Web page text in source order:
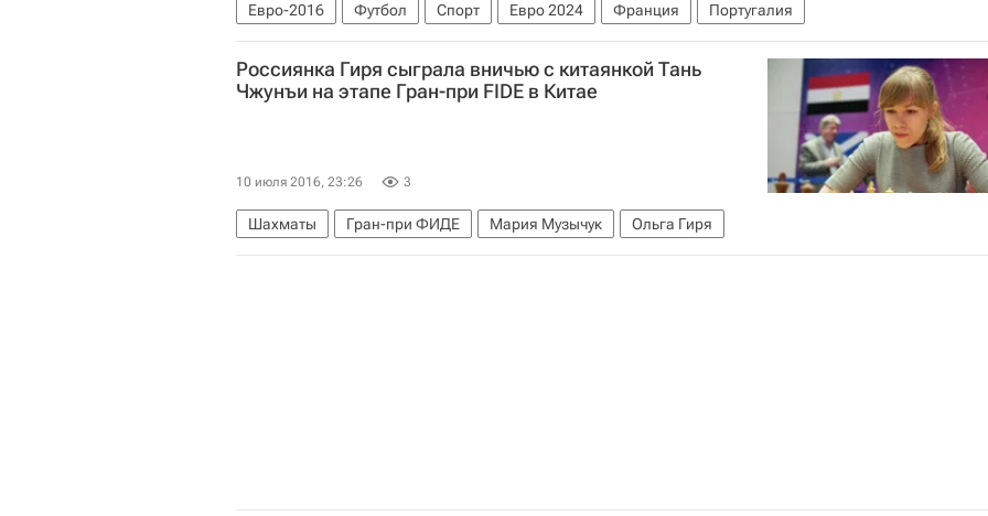
Евро-2016 Футбол Спорт Евро 2024 Франция Португалия
Россиянка Гиря сыграла вничью с китаянкой Тань
Чжунъи на этапе Гран-при FIDE в Китае
10 июля 2016, 23:26 3
Шахматы Гран-при ФИДЕ Мария Музычук Ольга Гиря